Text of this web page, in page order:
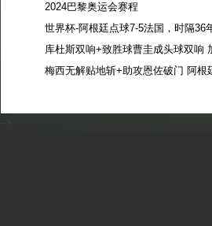
2024巴黎奥运会赛程
库杜斯双响+致胜球曹圭成头球双响